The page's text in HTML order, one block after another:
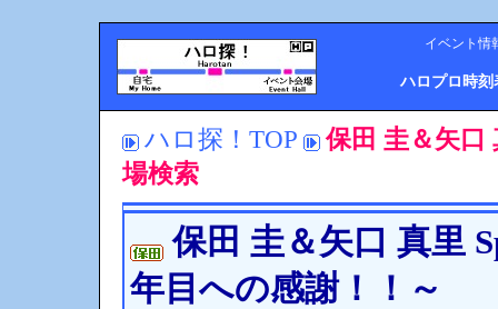
イベント情
ハロプロ時刻
ハロ探！TOP
保田 圭＆矢口
場検索
保田 圭＆矢口 真里
年目への感謝！！～